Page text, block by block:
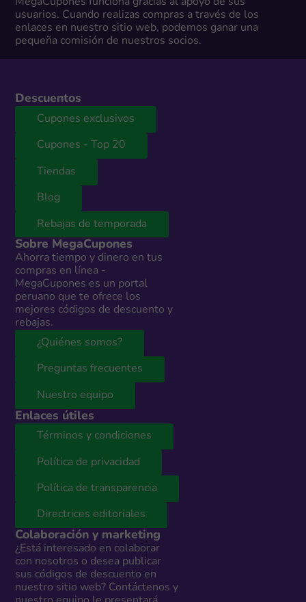
MegaCupones funciona gracias al apoyo de sus
usuarios. Cuando realizas compras a través de los
enlaces en nuestro sitio web, podemos ganar una
pequeña comisión de nuestros socios.
Descuentos
Cupones exclusivos
Cupones - Top 20
Tiendas
Blog
Rebajas de temporada
Sobre MegaCupones
Ahorra tiempo y dinero en tus
compras en línea -
MegaCupones es un portal
peruano que te ofrece los
mejores códigos de descuento y
rebajas.
¿Quiénes somos?
Preguntas frecuentes
Nuestro equipo
Enlaces útiles
Términos y condiciones
Política de privacidad
Política de transparencia
Directrices editoriales
Colaboración y marketing
¿Está interesado en colaborar
con nosotros o desea publicar
sus códigos de descuento en
nuestro sitio web? Contáctenos y